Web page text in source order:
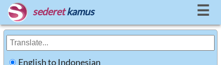
sederet kamus ☰
English to Indonesian